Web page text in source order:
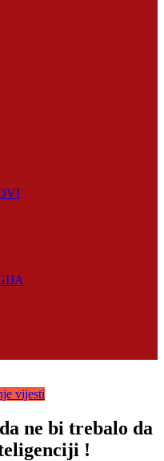
vijesti
ne bi trebalo da
!